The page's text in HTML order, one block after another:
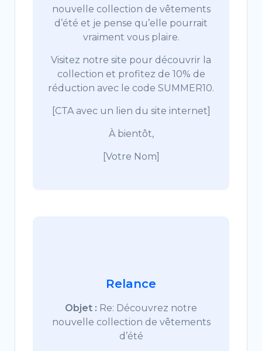
nouvelle collection de vêtements
d’été et je pense qu’elle pourrait
vraiment vous plaire.
Visitez notre site pour découvrir la
collection et profitez de 10% de
réduction avec le code SUMMER10.
[CTA avec un lien du site internet]
À bientôt,
[Votre Nom]
Relance
Objet : Re: Découvrez notre
nouvelle collection de vêtements
d’été